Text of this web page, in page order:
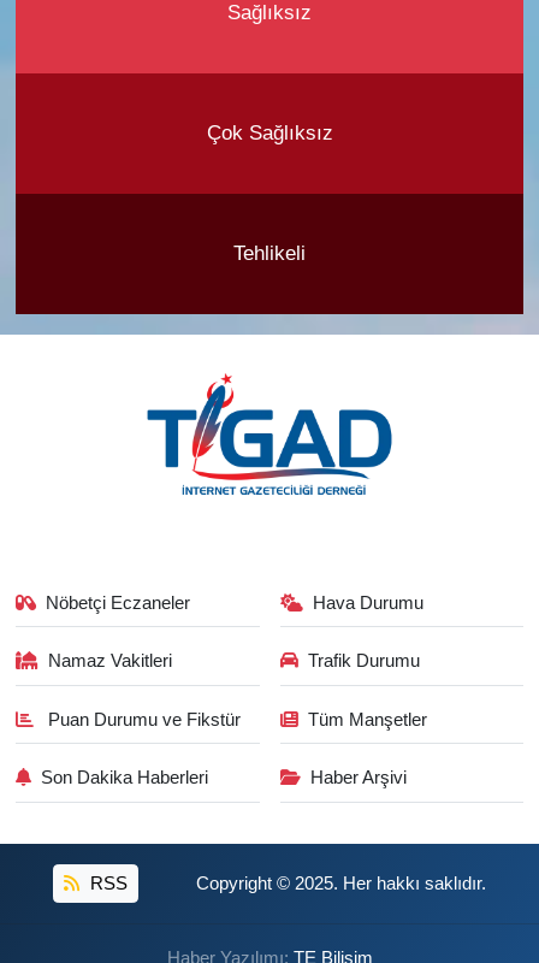
Sağlıksız
Çok Sağlıksız
Tehlikeli
Nöbetçi Eczaneler Hava Durumu
Namaz Vakitleri Trafik Durumu
Puan Durumu ve Fikstür Tüm Manşetler
Son Dakika Haberleri Haber Arşivi
RSS Copyright © 2025. Her hakkı saklıdır.
Haber Yazılımı: TE Bilişim